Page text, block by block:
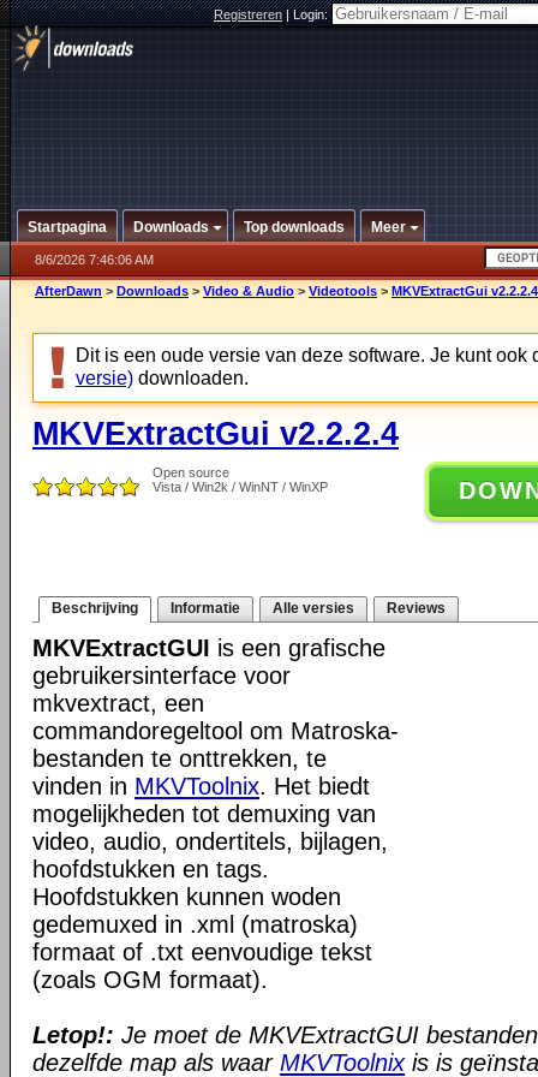
Registreren|Login:
Startpagina Downloads Top downloads Meer
8/6/2026 7:46:06 AM
AfterDawn > Downloads > Video & Audio > Videotools > MKVExtractGui v2.2.2.4
Dit is een oude versie van deze software. Je kunt ook
versie) downloaden.
MKVExtractGui v2.2.2.4
Open source
Vista / Win2k / WinNT / WinXP
Beschrijving Informatie Alle versies Reviews
MKVExtractGUI is een grafische
gebruikersinterface voor
mkvextract, een
commandoregeltool om Matroska-
bestanden te onttrekken, te
vinden in MKVToolnix. Het biedt
mogelijkheden tot demuxing van
video, audio, ondertitels, bijlagen,
hoofdstukken en tags.
Hoofdstukken kunnen woden
gedemuxed in .xml (matroska)
formaat of .txt eenvoudige tekst
(zoals OGM formaat).
Letop!: Je moet de MKVExtractGUI
dezelfde map als waar MKVToolnixis is